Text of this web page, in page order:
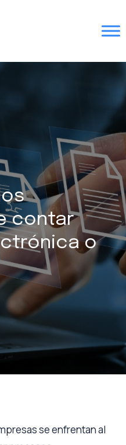
contar
o
se enfrentan al